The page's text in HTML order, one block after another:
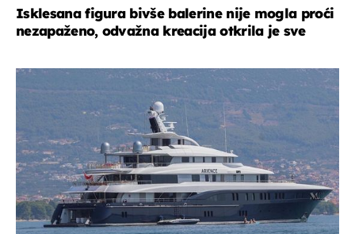
Isklesana figura bivše balerine nije mogla proći
nezapaženo, odvažna kreacija otkrila je sve